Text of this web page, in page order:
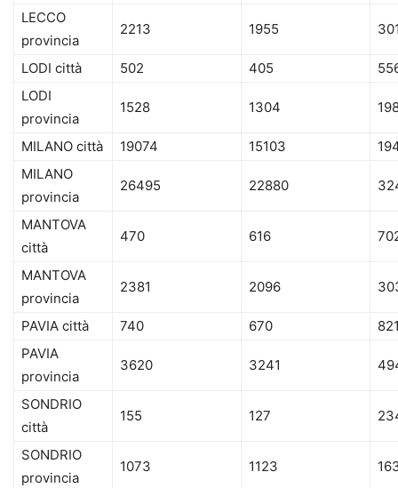
LECCO
provincia
2213 1955
LODI città 502 405
LODI
provincia
1528 1304
MILANO città 19074 15103
MILANO
provincia
26495 22880
MANTOVA
città
470 616
MANTOVA
provincia
2381 2096
PAVIA città 740 670
PAVIA
provincia
3620 3241
SONDRIO
città
155 127
SONDRIO
provincia
1073 1123